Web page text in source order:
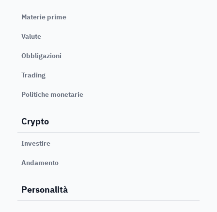
Materie prime
Valute
Obbligazioni
Trading
Politiche monetarie
Crypto
Investire
Andamento
Personalità